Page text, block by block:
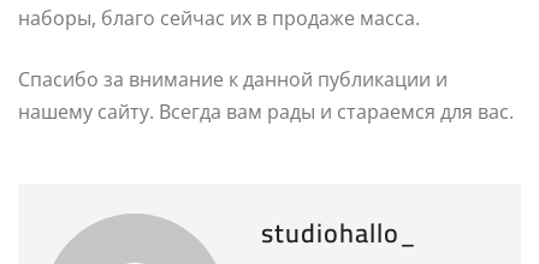
наборы, благо сейчас их в продаже масса.
Спасибо за внимание к данной публикации и
нашему сайту. Всегда вам рады и стараемся для вас.
studiohallo_